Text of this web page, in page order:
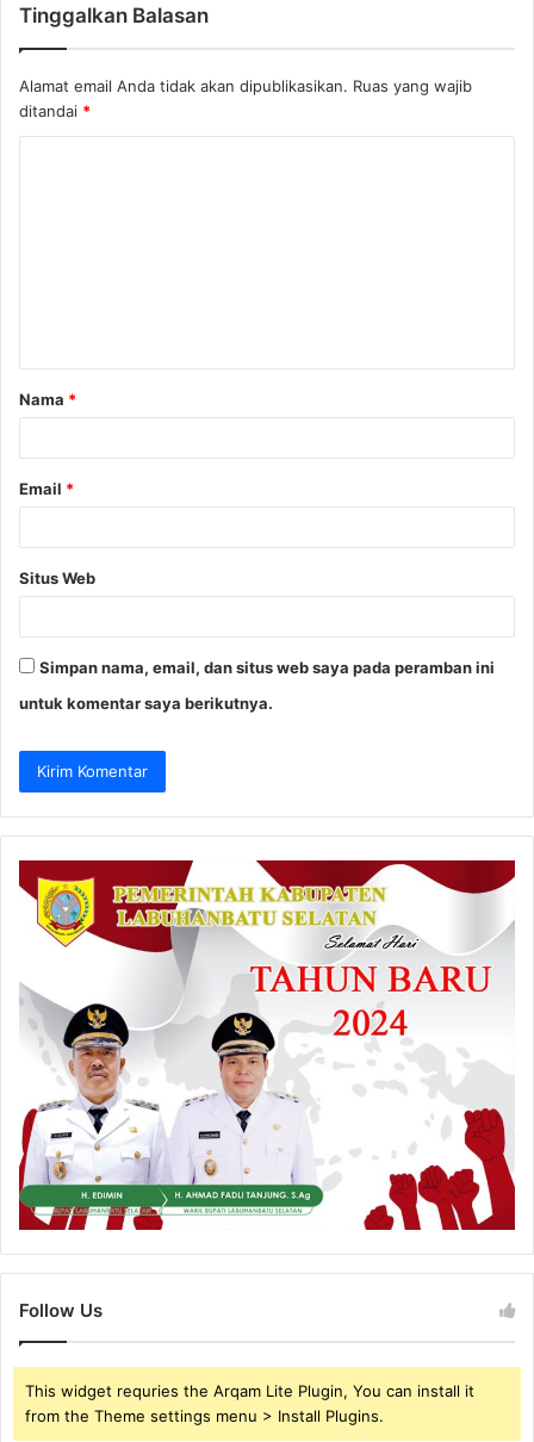
Tinggalkan Balasan
Alamat email Anda tidak akan dipublikasikan. Ruas yang wajib
ditandai *
a
r
Nama *
Email *
Situs Web
Simpan nama, email, dan situs web saya pada peramban ini
untuk komentar saya berikutnya.
Follow Us
This widget requries the Arqam Lite Plugin, You can install it
from the Theme settings menu > Install Plugins.